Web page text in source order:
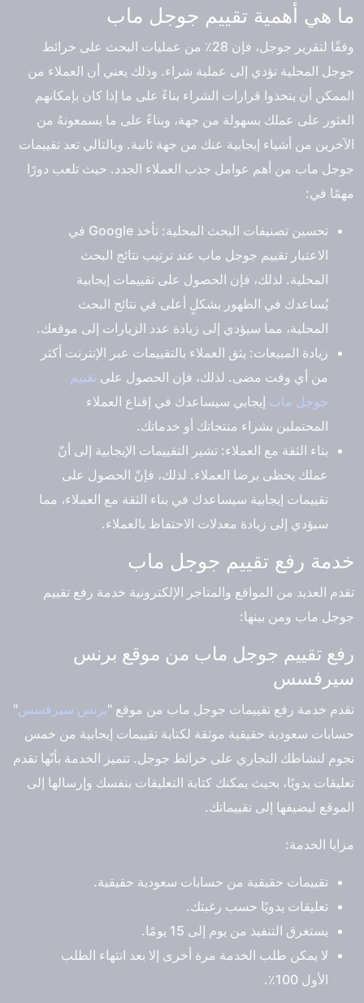
ما هي أهمية تقييم جوجل ماب
وفقًا لتقرير جوجل، فإن 28٪ من عمليات البحث على خرائط
جوجل المحلية تؤدي إلى عملية شراء. وذلك يعني أن العملاء من
الممكن أن يتخذوا قرارات الشراء بناءً على ما إذا كان بإمكانهم
العثور على عملك بسهولة من جهة، وبناءً على ما يسمعونهُ من
الآخرين من أشياء إيجابية عنك من جهة ثانية. وبالتالي تعد تقييمات
جوجل ماب من أهم عوامل جذب العملاء الجدد. حيث تلعب دورًا
مهمًا في:
تحسين تصنيفات البحث المحلية: تأخذ Google في
الاعتبار تقييم جوجل ماب عند ترتيب نتائج البحث
المحلية. لذلك، فإن الحصول على تقييمات إيجابية
يُساعدك في الظهور بشكلٍ أعلى في نتائج البحث
المحلية، مما سيؤدي إلى زيادة عدد الزيارات إلى موقعك.
زيادة المبيعات: يثق العملاء بالتقييمات عبر الإنترنت أكثر
من أي وقت مضى. لذلك، فإن الحصول على تقييم
جوجل ماب إيجابي سيساعدك في إقناع العملاء
المحتملين بشراء منتجاتك أو خدماتك.
بناء الثقة مع العملاء: تشير التقييمات الإيجابية إلى أنّ
عملك يحظى برضا العملاء. لذلك، فإنّ الحصول على
تقييمات إيجابية سيساعدك في بناء الثقة مع العملاء، مما
سيؤدي إلى زيادة معدلات الاحتفاظ بالعملاء.
خدمة رفع تقييم جوجل ماب
تقدم العديد من المواقع والمتاجر الإلكترونية خدمة رفع تقييم
جوجل ماب ومن بينها:
رفع تقييم جوجل ماب من موقع برنس
سيرفسس
تقدم خدمة رفع تقييمات جوجل ماب من موقع "برنس سيرفسس"
حسابات سعودية حقيقية موثقة لكتابة تقييمات إيجابية من خمس
نجوم لنشاطك التجاري على خرائط جوجل. تتميز الخدمة بأنّها تقدم
تعليقات يدويًا، بحيث يمكنك كتابة التعليقات بنفسك وإرسالها إلى
الموقع ليضيفها إلى تقييماتك.
مزايا الخدمة:
تقييمات حقيقية من حسابات سعودية حقيقية.
تعليقات يدويًا حسب رغبتك.
يستغرق التنفيذ من يوم إلى 15 يومًا.
لا يمكن طلب الخدمة مرة أخرى إلا بعد انتهاء الطلب
الأول 100٪.